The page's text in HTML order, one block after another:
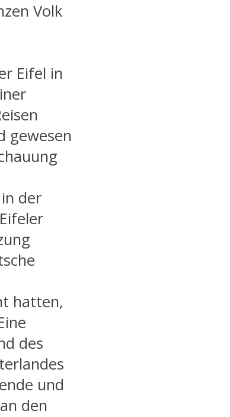
Volk
Eifel in
gewesen
der
hatten,
des
und
den